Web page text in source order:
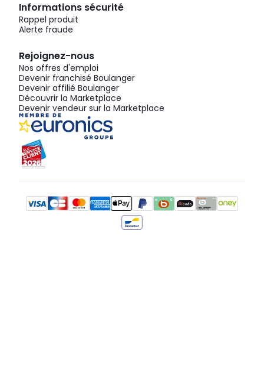
Informations sécurité
Rappel produit
Alerte fraude
Rejoignez-nous
Nos offres d'emploi
Devenir franchisé Boulanger
Devenir affilié Boulanger
Découvrir la Marketplace
Devenir vendeur sur la Marketplace